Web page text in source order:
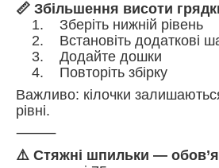
📏 Збільшення висоти
1. Зберіть нижній рівень
2. Встановіть додаткові
3. Додайте дошки
4. Повторіть збірку
Важливо: кілочки
рівні.
⸻
⚠️ Стяжні шпильки —